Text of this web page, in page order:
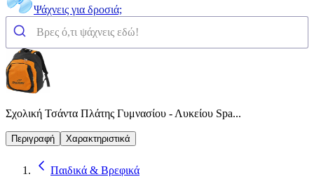
Ψάχνεις για δροσιά;
Σχολική Τσάντα Πλάτης Γυμνασίου - Λυκείου Spa...
Περιγραφή Χαρακτηριστικά
Παιδικά & Βρεφικά